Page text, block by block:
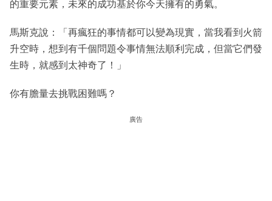
的重要元素，未來的成功基於你今天擁有的勇氣。
馬斯克說：「再瘋狂的事情都可以變為現實，當我看到火箭
升空時，想到有千個問題令事情無法順利完成，但當它們發
生時，就感到太神奇了！」
你有膽量去挑戰困難嗎？
廣告